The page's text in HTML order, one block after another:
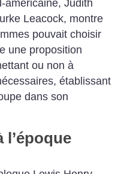
américaine, Judith
Leacock, montre
pouvait choisir
une proposition
ou non à
établissant
dans son
l’époque